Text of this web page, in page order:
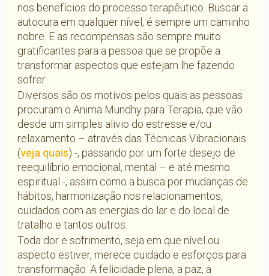
nos benefícios do processo terapêutico. Buscar a
autocura em qualquer nível, é sempre um caminho
nobre. E as recompensas são sempre muito
gratificantes para a pessoa que se propõe a
transformar aspectos que estejam lhe fazendo
sofrer.
Diversos são os motivos pelos quais as pessoas
procuram o Anima Mundhy para Terapia, que vão
desde um simples alivio do estresse e/ou
relaxamento – através das Técnicas Vibracionais
(veja quais) -, passando por um forte desejo de
reequilíbrio emocional, mental – e até mesmo
espiritual -, assim como a busca por mudanças de
hábitos, harmonização nos relacionamentos,
cuidados com as energias do lar e do local de
tratalho e tantos outros.
Toda dor e sofrimento, seja em que nível ou
aspecto estiver, merece cuidado e esforços para
transformação. A felicidade plena, a paz, a